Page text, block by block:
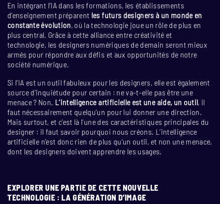
En intégrant l’IA dans les formations, les établissements
d’enseignement préparent les futurs designers à un monde en
constante évolution, où la technologie joue un rôle de plus en
plus central. Grâce à cette alliance entre créativité et
technologie, les designers numériques de demain seront mieux
armés pour répondre aux défis et aux opportunités de notre
société numérique.
Si l’IA est un outil fabuleux pour les designers, elle est également
source d’inquiétude pour certain : ne va-t-elle pas être une
menace ? Non. L’intelligence artificielle est une aide, un outil, il
faut nécessairement quelqu’un pour lui donner une direction.
Mais surtout, et c’est là l’une des caractéristiques principales du
designer : il faut savoir pourquoi nous créons. L’intelligence
artificielle n’est donc rien de plus qu’un outil, et non une menace,
dont les designers doivent apprendre les usages.
EXPLORER UNE PARTIE DE CETTE NOUVELLE
TECHNOLOGIE : LA GÉNÉRATION D’IMAGE